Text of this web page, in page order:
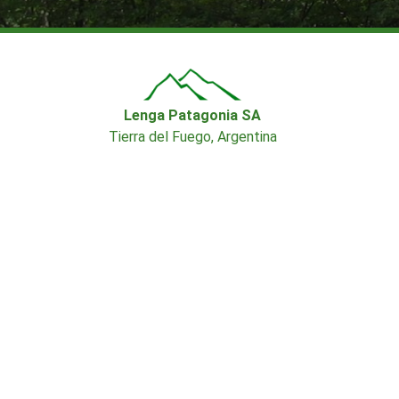
Lenga Patagonia SA
Tierra del Fuego, Argentina